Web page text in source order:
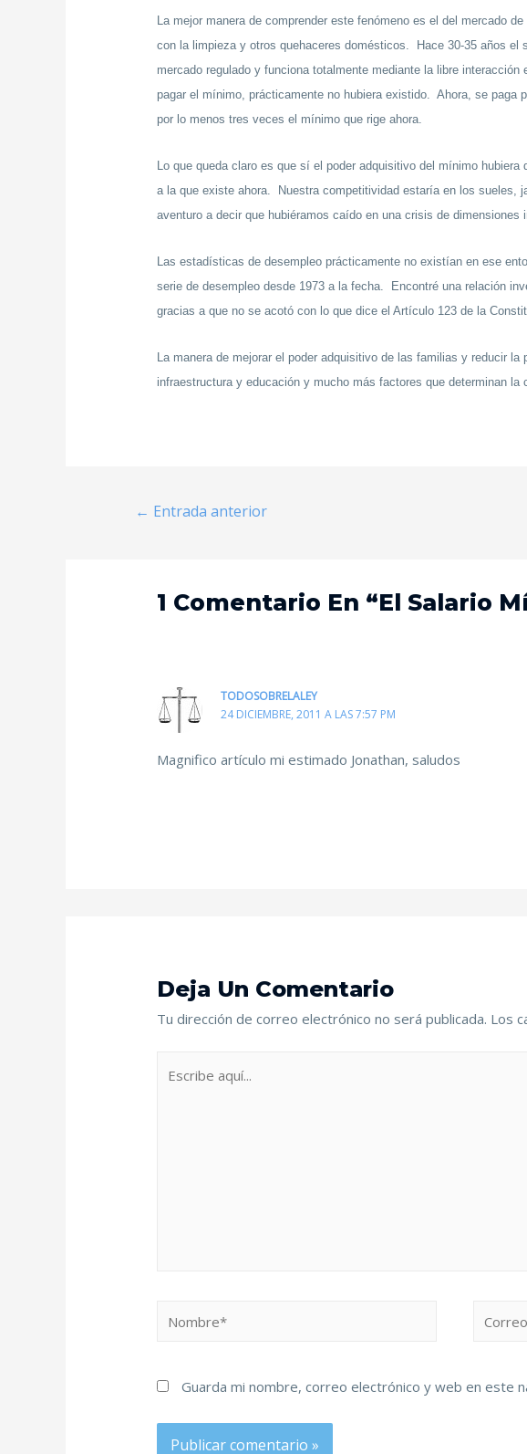
La mejor manera de comprender este fenómeno es el del mercado
con la limpieza y otros quehaceres domésticos. Hace 30-35 años
mercado regulado y funciona totalmente mediante la libre
pagar el mínimo, prácticamente no hubiera existido. Ahora, se
por lo menos tres veces el mínimo que rige ahora.
Lo que queda claro es que sí el poder adquisitivo del mínimo
a la que existe ahora. Nuestra competitividad estaría en los sueles,
aventuro a decir que hubiéramos caído en una crisis de dimensiones
Las estadísticas de desempleo prácticamente no existían en ese
serie de desempleo desde 1973 a la fecha. Encontré una relación
gracias a que no se acotó con lo que dice el Artículo 123 de la
La manera de mejorar el poder adquisitivo de las familias y reducir
infraestructura y educación y mucho más factores que determinan
← Entrada anterior
1 Comentario En “El Salario
TODOSOBRELALEY
24 DICIEMBRE, 2011 A LAS 7:57 PM
Magnifico artículo mi estimado Jonathan, saludos
Deja Un Comentario
Tu dirección de correo electrónico no será publicada. Los
Guarda mi nombre, correo electrónico y web en este